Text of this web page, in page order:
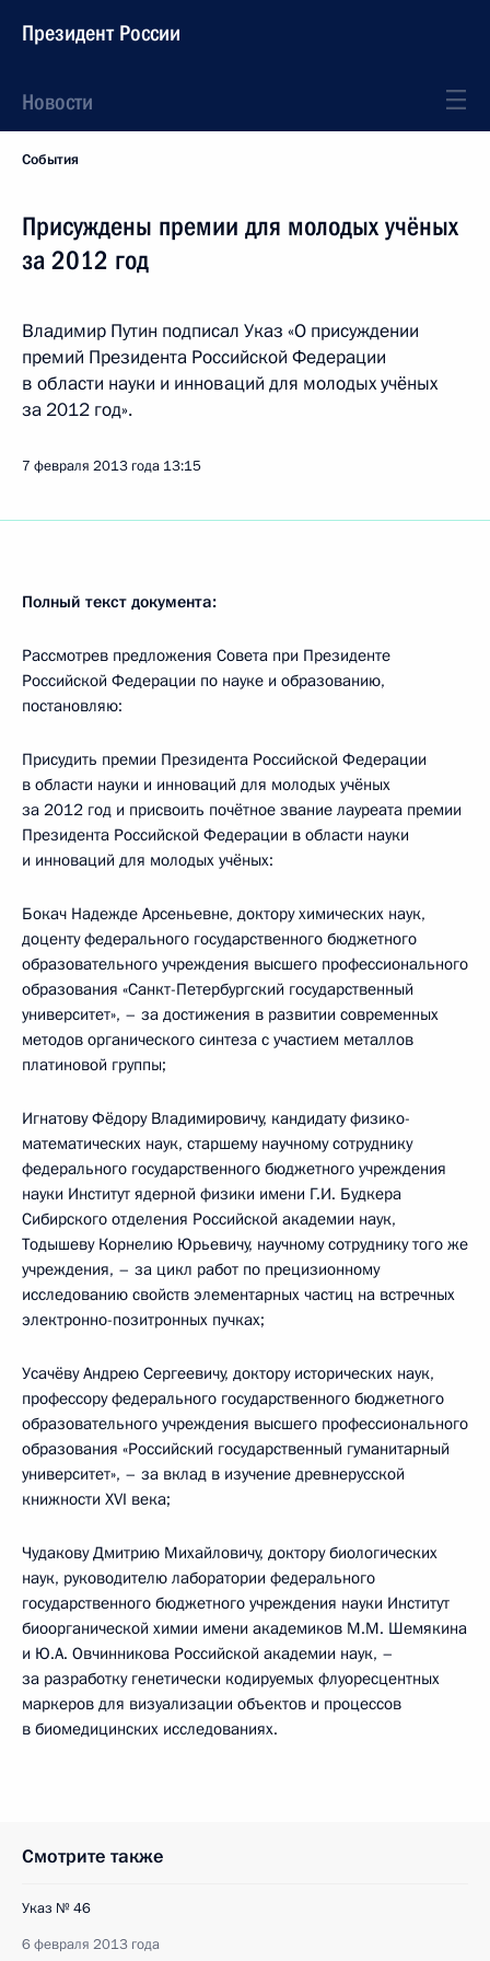
Президент России
Новости
События
Присуждены премии для молодых учёных
за 2012 год
Владимир Путин подписал Указ «О присуждении
премий Президента Российской Федерации
в области науки и инноваций для молодых учёных
за 2012 год».
7 февраля 2013 года 13:15
Полный текст документа:
Рассмотрев предложения Совета при Президенте
Российской Федерации по науке и образованию,
постановляю:
Присудить премии Президента Российской Федерации
в области науки и инноваций для молодых учёных
за 2012 год и присвоить почётное звание лауреата премии
Президента Российской Федерации в области науки
и инноваций для молодых учёных:
Бокач Надежде Арсеньевне, доктору химических наук,
доценту федерального государственного бюджетного
образовательного учреждения высшего профессионального
образования «Санкт-Петербургский государственный
университет», – за достижения в развитии современных
методов органического синтеза с участием металлов
платиновой группы;
Игнатову Фёдору Владимировичу, кандидату физико-
математических наук, старшему научному сотруднику
федерального государственного бюджетного учреждения
науки Институт ядерной физики имени Г.И. Будкера
Сибирского отделения Российской академии наук,
Тодышеву Корнелию Юрьевичу, научному сотруднику того же
учреждения, – за цикл работ по прецизионному
исследованию свойств элементарных частиц на встречных
электронно-позитронных пучках;
Усачёву Андрею Сергеевичу, доктору исторических наук,
профессору федерального государственного бюджетного
образовательного учреждения высшего профессионального
образования «Российский государственный гуманитарный
университет», – за вклад в изучение древнерусской
книжности XVI века;
Чудакову Дмитрию Михайловичу, доктору биологических
наук, руководителю лаборатории федерального
государственного бюджетного учреждения науки Институт
биоорганической химии имени академиков М.М. Шемякина
и Ю.А. Овчинникова Российской академии наук, –
за разработку генетически кодируемых флуоресцентных
маркеров для визуализации объектов и процессов
в биомедицинских исследованиях.
Смотрите также
Указ № 46
6 февраля 2013 года